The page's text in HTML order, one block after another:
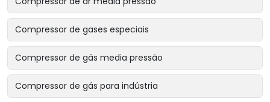
Compressor de gases especiais
Compressor de gás media pressão
Compressor de gás para indústria